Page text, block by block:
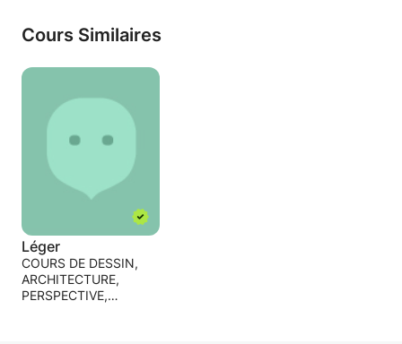
Cours Similaires
Léger
COURS DE DESSIN,
ARCHITECTURE,
PERSPECTIVE,